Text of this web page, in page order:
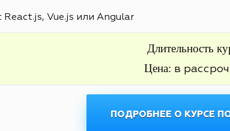
React.js, Vue.js или Angular
Длительность
Цена: в
ПОДРОБНЕЕ О КУРСЕ